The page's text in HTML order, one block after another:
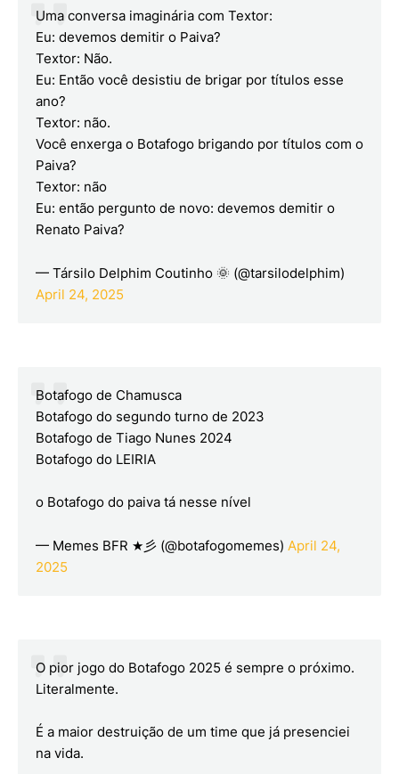
Uma conversa imaginária com Textor:
Eu: devemos demitir o Paiva?
Textor: Não.
Eu: Então você desistiu de brigar por títulos esse
ano?
Textor: não.
Você enxerga o Botafogo brigando por títulos com o
Paiva?
Textor: não
Eu: então pergunto de novo: devemos demitir o
Renato Paiva?
— Társilo Delphim Coutinho 🌞 (@tarsilodelphim)
April 24, 2025
Botafogo de Chamusca
Botafogo do segundo turno de 2023
Botafogo de Tiago Nunes 2024
Botafogo do LEIRIA
o Botafogo do paiva tá nesse nível
— Memes BFR ★彡 (@botafogomemes) April 24,
2025
O pior jogo do Botafogo 2025 é sempre o próximo.
Literalmente.
É a maior destruição de um time que já presenciei
na vida.